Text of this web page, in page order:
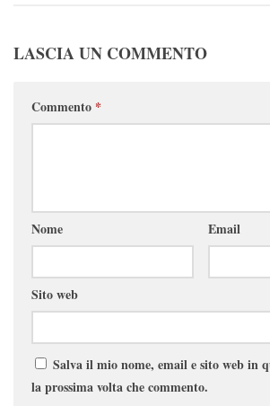
LASCIA UN COMMENTO
Commento *
Nome Email
Sito web
Salva il mio nome, email e sito web in
la prossima volta che commento.